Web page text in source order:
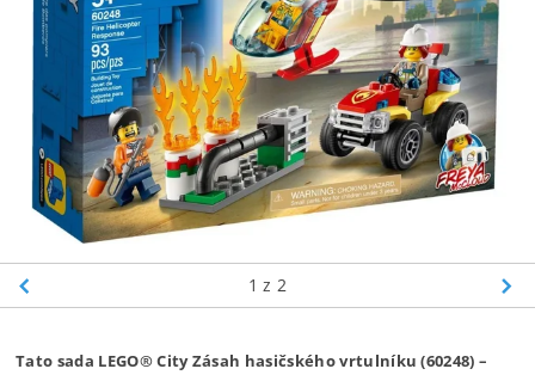
1 z 2
Tato sada LEGO® City Zásah hasičského vrtulníku (60248) –